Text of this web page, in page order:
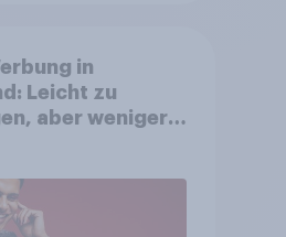
in
Leicht zu
aber weniger